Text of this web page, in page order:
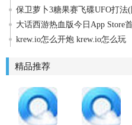
保卫萝卜3糖果赛飞碟UFO打法
大话西游热血版今日App Store
krew.io怎么开炮 krew.io怎么玩
精品推荐